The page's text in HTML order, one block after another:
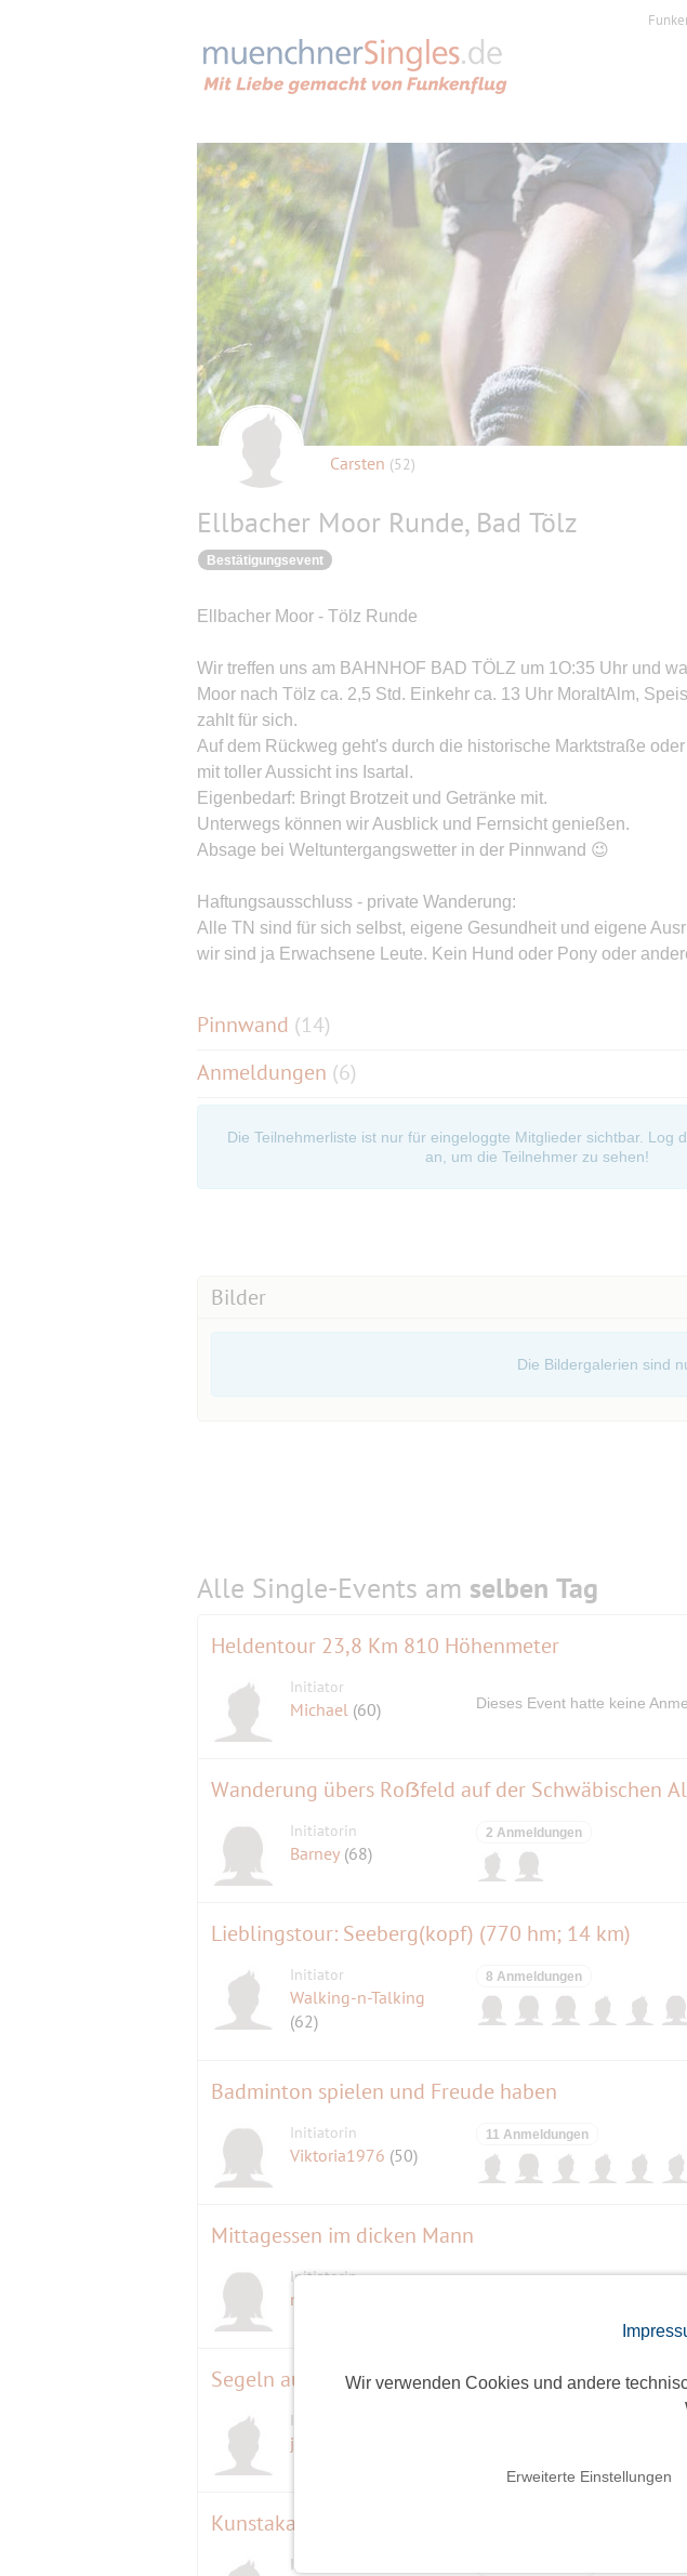
Wir verwenden Cookies und andere
Erweiterte Einstellungen
Carsten (52)
Ellbacher Moor Runde, Bad Tölz
Bestätigungsevent
Ellbacher Moor - Tölz Runde
Wir treffen uns am BAHNHOF BAD TÖLZ um 1O:35 Uhr und
Moor nach Tölz ca. 2,5 Std. Einkehr ca. 13 Uhr MoraltAlm,
zahlt für sich.
Auf dem Rückweg geht's durch die historische Marktstraße
mit toller Aussicht ins Isartal.
Eigenbedarf: Bringt Brotzeit und Getränke mit.
Unterwegs können wir Ausblick und Fernsicht genießen.
Absage bei Weltuntergangswetter in der Pinnwand 😉
Haftungsausschluss - private Wanderung:
Alle TN sind für sich selbst, eigene Gesundheit und eigene
wir sind ja Erwachsene Leute. Kein Hund oder Pony oder
Pinnwand (14)
Anmeldungen (6)
Die Teilnehmerliste ist nur für eingeloggte Mitglieder sichtbar. Log
an, um die Teilnehmer zu sehen!
Bilder
Die Bildergalerien sind
Alle Single-Events am selben Tag
Heldentour 23,8 Km 810 Höhenmeter
Initiator
Michael (60) Dieses Event hatte keine
Initiatorin
Barney (68)
2 Anmeldungen
Lieblingstour: Seeberg(kopf) (770 hm; 14 km)
Initiator
Walking-n-Talking
(62)
8 Anmeldungen
Badminton spielen und Freude haben
Initiatorin
Viktoria1976 (50)
11 Anmeldungen
Mittagessen im dicken Mann
Initiatorin
marina1
Segeln auf dem Starnberger See
Initiator
jackdaniels*
Kunstakademie Rundgang 2025 incl.diverser
Initiator